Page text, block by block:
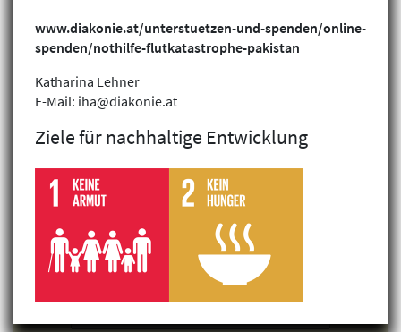
Projekte finden
www.diakonie.at/unterstuetzen-und-spenden/online-
spenden/nothilfe-flutkatastrophe-pakistan
Katharina Lehner
E-Mail: iha@diakonie.at
Ziele für nachhaltige Entwicklung